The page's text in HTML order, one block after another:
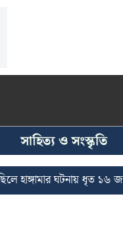
সাহিত্য ও সংস্কৃতি
ঘটনায় ধৃত ১৬ জনের জামিন